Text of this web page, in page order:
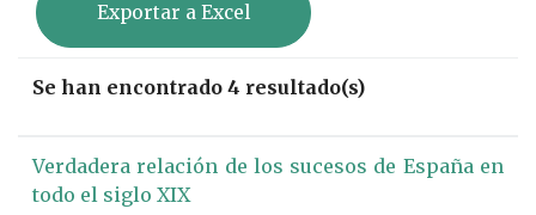
Exportar a Excel
Se han encontrado 4 resultado(s)
Verdadera relación de los sucesos de España en
todo el siglo XIX